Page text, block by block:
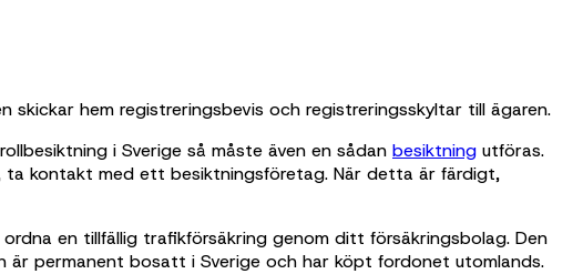
hem registreringsbevis och registreringsskyltar till ägaren.
i Sverige så måste även en sådan besiktning utföras.
ta kontakt med ett besiktningsföretag. När detta är färdigt,
en tillfällig trafikförsäkring genom ditt försäkringsbolag. Den
permanent bosatt i Sverige och har köpt fordonet utomlands.